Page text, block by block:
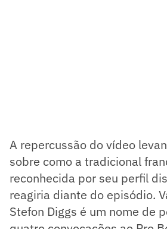
A repercussão do vídeo
sobre como a tradicional
reconhecida por seu perfil
reagiria diante do episódio.
Stefon Diggs é um nome de